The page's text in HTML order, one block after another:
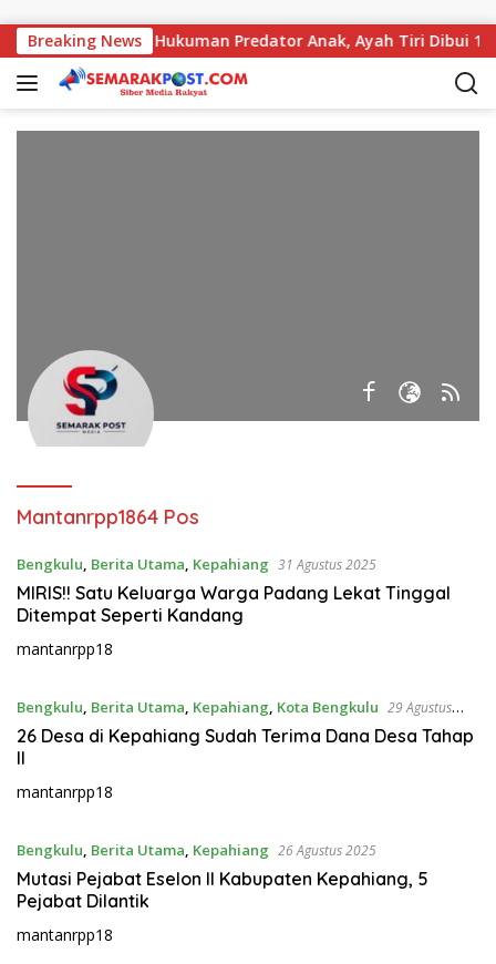
Breaking News
Maksimalkan Hukuman Predator Anak, Ayah Tiri Dibui 18
Mantanrpp1864 Pos
Bengkulu, Berita Utama, Kepahiang 31 Agustus 2025
MIRIS!! Satu Keluarga Warga Padang Lekat Tinggal
Ditempat Seperti Kandang
mantanrpp18
Bengkulu, Berita Utama, Kepahiang, Kota Bengkulu 29 Agustus
2025
26 Desa di Kepahiang Sudah Terima Dana Desa Tahap
II
mantanrpp18
Bengkulu, Berita Utama, Kepahiang 26 Agustus 2025
Mutasi Pejabat Eselon II Kabupaten Kepahiang, 5
Pejabat Dilantik
mantanrpp18